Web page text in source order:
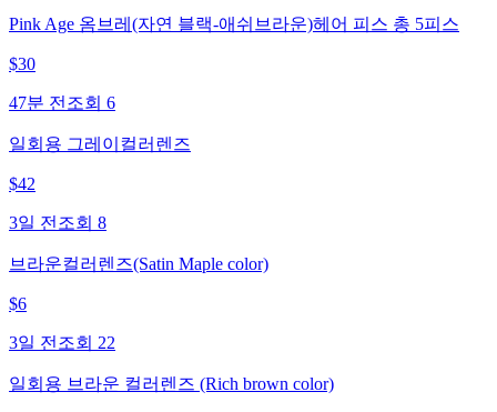
Pink Age 옴브레(자연 블랙-애쉬브라운)헤어 피스 총 5피스
$30
47분 전 조회 6
일회용 그레이컬러렌즈
$42
3일 전 조회 8
브라운컬러렌즈(Satin Maple color)
$6
3일 전 조회 22
일회용 브라운 컬러렌즈 (Rich brown color)